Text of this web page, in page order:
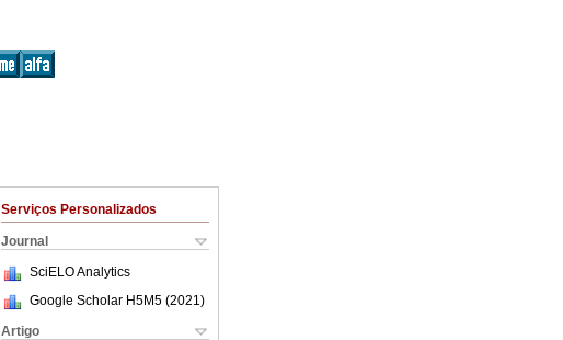
Serviços Personalizados
Journal
SciELO Analytics
Google Scholar H5M5 (2021 )
Artigo